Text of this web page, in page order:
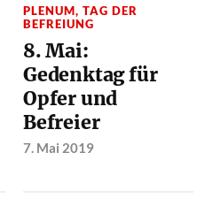
PLENUM,TAG DER
BEFREIUNG
8. Mai:
Gedenktag für
Opfer und
Befreier
7. Mai 2019